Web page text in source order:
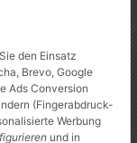
den Einsatz
Brevo, Google
Ads Conversion
(Fingerabdruck-
Werbung
und in